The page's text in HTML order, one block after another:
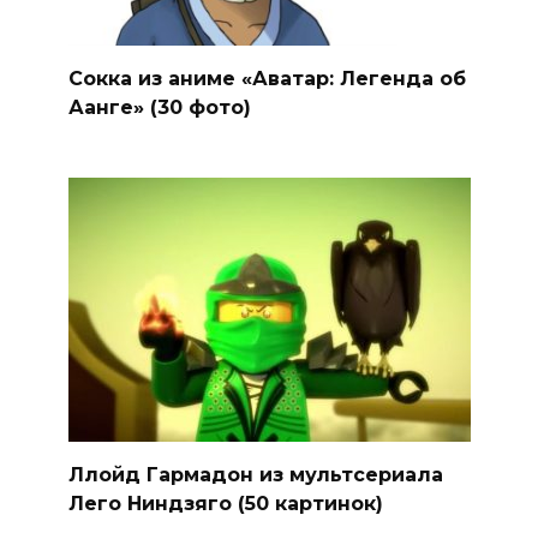
Сокка из аниме «Аватар: Легенда об
Аанге» (30 фото)
Ллойд Гармадон из мультсериала
Лего Ниндзяго (50 картинок)